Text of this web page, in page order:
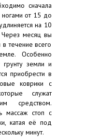
сначала
ногами от 15 до
на 10
месяц вы
течение всего
Особенно
земли и
приобрести в
коврики с
служат
средством.
массаж стоп с
катая её под
минут.